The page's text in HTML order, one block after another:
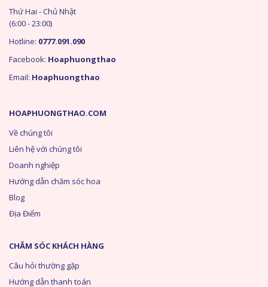
HOAPHUONGTHAO.COM
Về chúng tôi
Liên hệ với chúng tôi
Doanh nghiệp
Hướng dẫn chăm sóc hoa
Blog
Địa Điểm
CHĂM SÓC KHÁCH HÀNG
Câu hỏi thường gặp
Hướng dẫn thanh toán
Thứ Hai - Chủ Nhật
(6:00 - 23:00)
Hotline: 0777.091.090
Facebook: Hoaphuongthao
Email: Hoaphuongthao